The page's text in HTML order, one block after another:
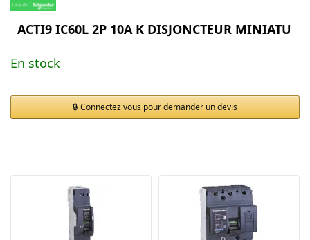
ACTI9 IC60L 2P 10A K DISJONCTEUR MINIATU
En stock
Connectez vous pour demander un devis